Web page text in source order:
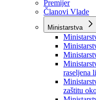
Vlada
Vlada BPK
Premijer
Članovi Vlade
Ministarstva